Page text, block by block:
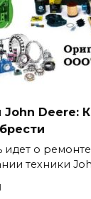
John Deere:
идет о
техники